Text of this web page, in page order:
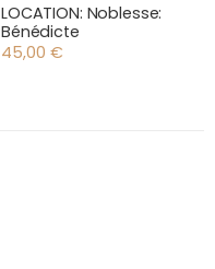
LOCATION: Noblesse:
Bénédicte
45,00 €